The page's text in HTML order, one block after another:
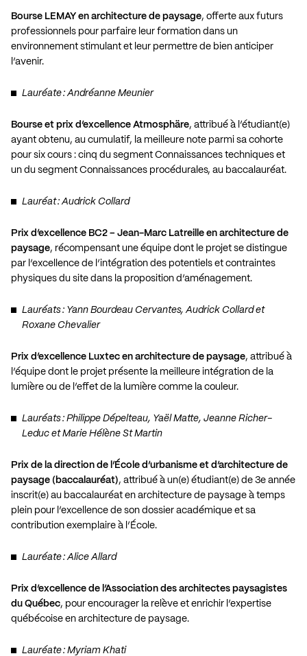
Bourse LEMAY en architecture de paysage, offerte aux futurs
professionnels pour parfaire leur formation dans un
environnement stimulant et leur permettre de bien anticiper
l’avenir.
Lauréate : Andréanne Meunier
Bourse et prix d’excellence Atmosphäre, attribué à l’étudiant(e)
ayant obtenu, au cumulatif, la meilleure note parmi sa cohorte
pour six cours : cinq du segment Connaissances techniques et
un du segment Connaissances procédurales, au baccalauréat.
Lauréat : Audrick Collard
Prix d’excellence BC2 – Jean-Marc Latreille en architecture de
paysage, récompensant une équipe dont le projet se distingue
par l’excellence de l’intégration des potentiels et contraintes
physiques du site dans la proposition d’aménagement.
Lauréats : Yann Bourdeau Cervantes, Audrick Collard et
Roxane Chevalier
Prix d’excellence Luxtec en architecture de paysage, attribué à
l’équipe dont le projet présente la meilleure intégration de la
lumière ou de l’effet de la lumière comme la couleur.
Lauréats : Philippe Dépelteau, Yaël Matte, Jeanne Richer-
Leduc et Marie Hélène St Martin
Prix de la direction de l’École d’urbanisme et d’architecture de
paysage (baccalauréat), attribué à un(e) étudiant(e) de 3e année
inscrit(e) au baccalauréat en architecture de paysage à temps
plein pour l’excellence de son dossier académique et sa
contribution exemplaire à l’École.
Lauréate : Alice Allard
Prix d’excellence de l’Association des architectes paysagistes
du Québec, pour encourager la relève et enrichir l’expertise
québécoise en architecture de paysage.
Lauréate : Myriam Khati